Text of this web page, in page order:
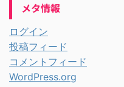
メタ情報
ログイン
投稿フィード
コメントフィード
WordPress.org